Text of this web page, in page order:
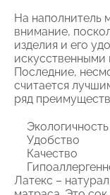
На наполнитель
внимание,
изделия и его
искусственными
Последние,
считается
ряд
Экологичность
Удобство
Качество
Латекс –